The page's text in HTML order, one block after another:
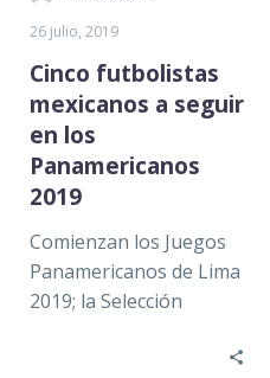
26 julio, 2019
Cinco futbolistas
mexicanos a seguir
en los
Panamericanos
2019
Comienzan los Juegos
Panamericanos de Lima
2019; la Selección